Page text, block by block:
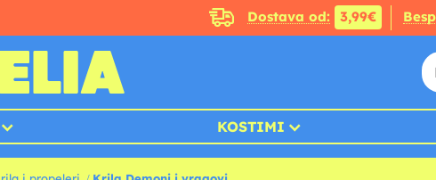
Dostava od: 3,99€
KOSTIMI